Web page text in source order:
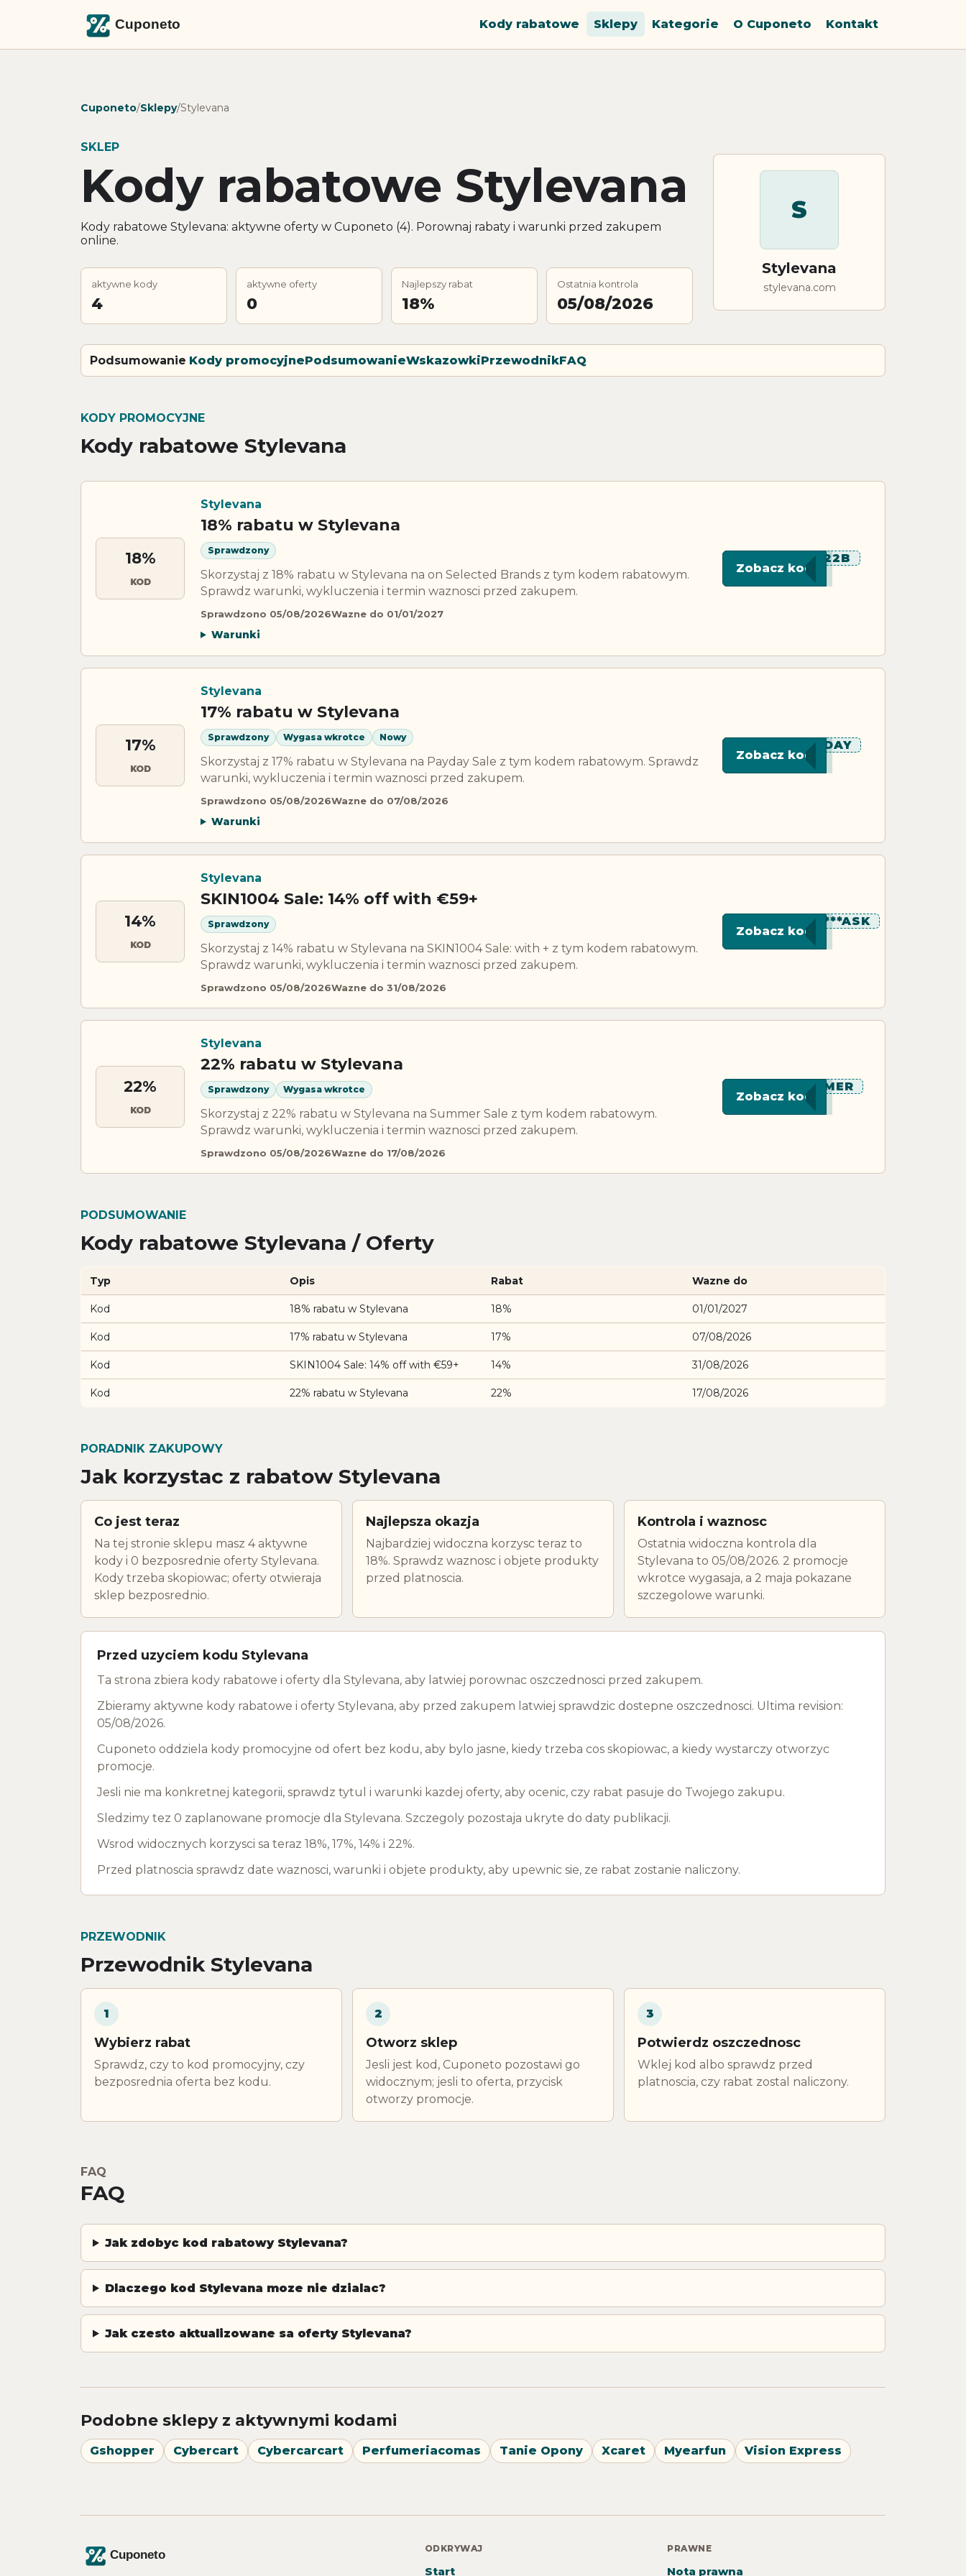
Kody rabatowe Sklepy Kategorie O Cuponeto Kontakt
Cuponeto/Sklepy/Stylevana
SKLEP
Kody rabatowe Stylevana
Kody rabatowe Stylevana: aktywne oferty w Cuponeto (4). Porownaj rabaty i warunki przed zakupem
online.
aktywne kody
4
aktywne oferty
0
Najlepszy rabat
18%
Ostatnia kontrola
05/08/2026
S
Stylevana
stylevana.com
Podsumowanie Kody promocyjnePodsumowanieWskazowkiPrzewodnikFAQ
KODY PROMOCYJNE
Kody rabatowe Stylevana
18%
KOD
Stylevana
18% rabatu w Stylevana
Sprawdzony
Skorzystaj z 18% rabatu w Stylevana na on Selected Brands z tym kodem rabatowym.
Sprawdz warunki, wykluczenia i termin waznosci przed zakupem.
Sprawdzono 05/08/2026Wazne do 01/01/2027
Warunki
******22B
Zobacz kod
17%
KOD
Stylevana
17% rabatu w Stylevana
Sprawdzony Wygasa wkrotce Nowy
Skorzystaj z 17% rabatu w Stylevana na Payday Sale z tym kodem rabatowym. Sprawdz
warunki, wykluczenia i termin waznosci przed zakupem.
Sprawdzono 05/08/2026Wazne do 07/08/2026
Warunki
******DAY
Zobacz kod
14%
KOD
Stylevana
SKIN1004 Sale: 14% off with €59+
Sprawdzony
Skorzystaj z 14% rabatu w Stylevana na SKIN1004 Sale: with + z tym kodem rabatowym.
Sprawdz warunki, wykluczenia i termin waznosci przed zakupem.
Sprawdzono 05/08/2026Wazne do 31/08/2026
*********ASK
Zobacz kod
22%
KOD
Stylevana
22% rabatu w Stylevana
Sprawdzony Wygasa wkrotce
Skorzystaj z 22% rabatu w Stylevana na Summer Sale z tym kodem rabatowym.
Sprawdz warunki, wykluczenia i termin waznosci przed zakupem.
Sprawdzono 05/08/2026Wazne do 17/08/2026
******MER
Zobacz kod
PODSUMOWANIE
Kody rabatowe Stylevana / Oferty
Typ Opis Rabat Wazne do
Kod 18% rabatu w Stylevana 18% 01/01/2027
Kod 17% rabatu w Stylevana 17% 07/08/2026
Kod SKIN1004 Sale: 14% off with €59+ 14% 31/08/2026
Kod 22% rabatu w Stylevana 22% 17/08/2026
PORADNIK ZAKUPOWY
Jak korzystac z rabatow Stylevana
Co jest teraz
Na tej stronie sklepu masz 4 aktywne
kody i 0 bezposrednie oferty Stylevana.
Kody trzeba skopiowac; oferty otwieraja
sklep bezposrednio.
Najlepsza okazja
Najbardziej widoczna korzysc teraz to
18%. Sprawdz waznosc i objete produkty
przed platnoscia.
Kontrola i waznosc
Ostatnia widoczna kontrola dla
Stylevana to 05/08/2026. 2 promocje
wkrotce wygasaja, a 2 maja pokazane
szczegolowe warunki.
Przed uzyciem kodu Stylevana
Ta strona zbiera kody rabatowe i oferty dla Stylevana, aby latwiej porownac oszczednosci przed zakupem.
Zbieramy aktywne kody rabatowe i oferty Stylevana, aby przed zakupem latwiej sprawdzic dostepne oszczednosci. Ultima revision:
05/08/2026.
Cuponeto oddziela kody promocyjne od ofert bez kodu, aby bylo jasne, kiedy trzeba cos skopiowac, a kiedy wystarczy otworzyc
promocje.
Jesli nie ma konkretnej kategorii, sprawdz tytul i warunki kazdej oferty, aby ocenic, czy rabat pasuje do Twojego zakupu.
Sledzimy tez 0 zaplanowane promocje dla Stylevana. Szczegoly pozostaja ukryte do daty publikacji.
Wsrod widocznych korzysci sa teraz 18%, 17%, 14% i 22%.
Przed platnoscia sprawdz date waznosci, warunki i objete produkty, aby upewnic sie, ze rabat zostanie naliczony.
PRZEWODNIK
Przewodnik Stylevana
1
Wybierz rabat
Sprawdz, czy to kod promocyjny, czy
bezposrednia oferta bez kodu.
2
Otworz sklep
Jesli jest kod, Cuponeto pozostawi go
widocznym; jesli to oferta, przycisk
otworzy promocje.
3
Potwierdz oszczednosc
Wklej kod albo sprawdz przed
platnoscia, czy rabat zostal naliczony.
FAQ
FAQ
Jak zdobyc kod rabatowy Stylevana?
Dlaczego kod Stylevana moze nie dzialac?
Jak czesto aktualizowane sa oferty Stylevana?
Podobne sklepy z aktywnymi kodami
Gshopper Cybercart Cybercarcart Perfumeriacomas Tanie Opony Xcaret Myearfun Vision Express
ODKRYWAJ
Start
PRAWNE
Nota prawna